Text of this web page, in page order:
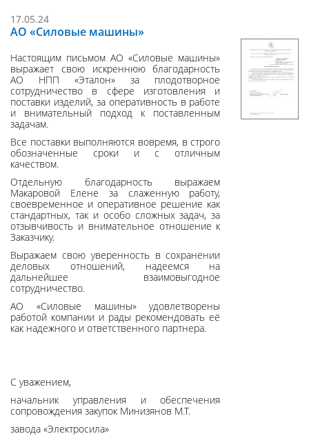
17.05.24
АО «Силовые машины»
Настоящим письмом АО «Силовые машины»
выражает свою искреннюю благодарность
АО НПП «Эталон» за плодотворное
сотрудничество в сфере изготовления и
поставки изделий, за оперативность в работе
и внимательный подход к поставленным
задачам.
Все поставки выполняются вовремя, в строго
обозначенные сроки и с отличным
качеством.
Отдельную благодарность выражаем
Макаровой Елене за слаженную работу,
своевременное и оперативное решение как
стандартных, так и особо сложных задач, за
отзывчивость и внимательное отношение к
Заказчику.
Выражаем свою уверенность в сохранении
деловых отношений, надеемся на
дальнейшее взаимовыгодное
сотрудничество.
АО «Силовые машины» удовлетворены
работой компании и рады рекомендовать её
как надежного и ответственного партнера.
С уважением,
начальник управления и обеспечения
сопровождения закупок Минизянов М.Т.
завода «Электросила»